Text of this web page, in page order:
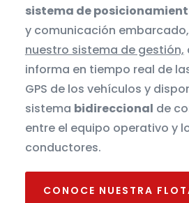
sistema de
y comunicación embarcado,
nuestro sistema de gestión,
informa en tiempo real de
GPS de los vehículos y
sistema bidireccional de
entre el equipo operativo y
conductores.
CONOCE NUESTRA